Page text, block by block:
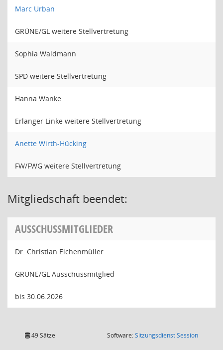
Marc Urban
GRÜNE/GL weitere Stellvertretung
Sophia Waldmann
SPD weitere Stellvertretung
Hanna Wanke
Erlanger Linke weitere Stellvertretung
Anette Wirth-Hücking
FW/FWG weitere Stellvertretung
Mitgliedschaft beendet:
AUSSCHUSSMITGLIEDER
Dr. Christian Eichenmüller
GRÜNE/GL Ausschussmitglied
bis 30.06.2026
49 Sätze Software:SitzungsdienstSession(Wird in